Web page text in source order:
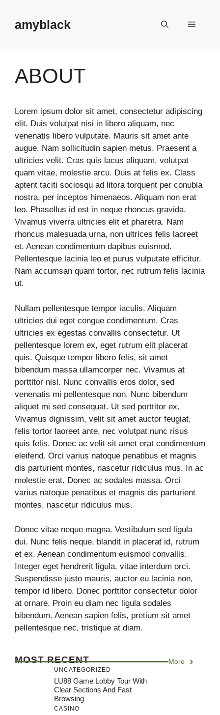
contentamyblack Menu
ABOUT
Lorem ipsum dolor sit amet, consectetur adipiscing
elit. Duis volutpat nisi in libero aliquam, nec
venenatis libero vulputate. Mauris sit amet ante
augue. Nam sollicitudin sapien metus. Praesent a
ultricies velit. Cras quis lacus aliquam, volutpat
quam vitae, molestie arcu. Duis at felis ex. Class
aptent taciti sociosqu ad litora torquent per conubia
nostra, per inceptos himenaeos. Aliquam non erat
leo. Phasellus id est in neque rhoncus gravida.
Vivamus viverra ultricies elit et pharetra. Nam
rhoncus malesuada urna, non ultrices felis laoreet
et. Aenean condimentum dapibus euismod.
Pellentesque lacinia leo et purus vulputate efficitur.
Nam accumsan quam tortor, nec rutrum felis lacinia
ut.
Nullam pellentesque tempor iaculis. Aliquam
ultricies dui eget congue condimentum. Cras
ultricies ex egestas convallis consectetur. Ut
pellentesque lorem ex, eget rutrum elit placerat
quis. Quisque tempor libero felis, sit amet
bibendum massa ullamcorper nec. Vivamus at
porttitor nisl. Nunc convallis eros dolor, sed
venenatis mi pellentesque non. Nunc bibendum
aliquet mi sed consequat. Ut sed porttitor ex.
Vivamus dignissim, velit sit amet auctor feugiat,
felis tortor laoreet ante, nec volutpat nunc risus
quis felis. Donec ac velit sit amet erat condimentum
eleifend. Orci varius natoque penatibus et magnis
dis parturient montes, nascetur ridiculus mus. In ac
molestie erat. Donec ac sodales massa. Orci
varius natoque penatibus et magnis dis parturient
montes, nascetur ridiculus mus.
Donec vitae neque magna. Vestibulum sed ligula
dui. Nunc felis neque, blandit in placerat id, rutrum
et ex. Aenean condimentum euismod convallis.
Integer eget hendrerit ligula, vitae interdum orci.
Suspendisse justo mauris, auctor eu lacinia non,
tempor id libero. Donec porttitor consectetur dolor
at ornare. Proin eu diam nec ligula sodales
bibendum. Aenean sapien felis, pretium sit amet
pellentesque nec, tristique at diam.
MOST RECENT More
UNCATEGORIZED
LU88 Game Lobby Tour With
Clear Sections And Fast
Browsing
CASINO